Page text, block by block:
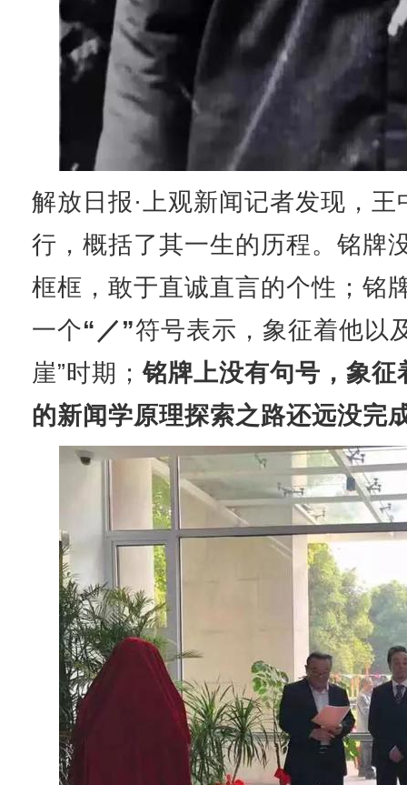
解放日报·上观新闻记者发现，
行，概括了其一生的历程。铭牌
框框，敢于直诚直言的个性；铭
一个“／”符号表示，象征着他以
崖”时期；铭牌上没有句号，象
的新闻学原理探索之路还远没完